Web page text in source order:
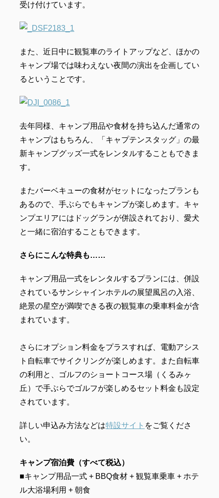
受け付けています。
また、近日中に観覧車のライトアップなど、ほかの
キャンプ場では味わえない夜間の演出を企画してい
るということです。
去年同様、キャンプ用品や食材を持ち込んだ通常の
キャンプはもちろん、「キャプテンスタッグ」の最
新キャンプグッズ一式をレンタルすることもできま
す。
またバーベキューの食材がセットになったプランも
あるので、手ぶらでもキャンプが楽しめます。キャ
ンプエリアにはドッグランが併設されており、愛犬
と一緒に宿泊することもできます。
さらにこんな特典も……
キャンプ用品一式をレンタルするプランには、併設
されているサンシャインホテルの展望風呂の入浴、
絶景の星空が満喫できる夜の観覧車の乗車料金が含
まれています。
さらにオプション料金をプラスすれば、電動アシス
ト自転車でサイクリングが楽しめます。また自転車
の利用と、ゴルフのショートコース場（くるみヶ
丘）で手ぶらでゴルフが楽しめるセット料金も設定
されています。
詳しい申込み方法などは特設サイト をご覧くださ
い。
キャンプ宿泊費（すべて税込）
■キャンプ用品一式 + BBQ食材 + 観覧車乗車 + ホテ
ル大浴場利用 + 朝食